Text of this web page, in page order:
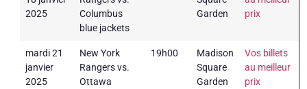
2025
Columbus
blue jackets
Garden
prix
mardi 21
janvier
2025
New York
Rangers vs.
Ottawa
19h00
Madison
Square
Garden
Vos billets
au meilleur
prix